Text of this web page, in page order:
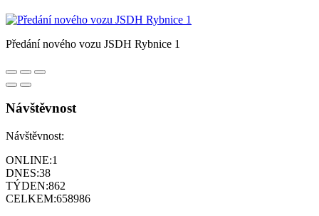
Předání nového vozu JSDH Rybnice 1
Návštěvnost
Návštěvnost:
ONLINE:1
DNES:38
TÝDEN:862
CELKEM:658986